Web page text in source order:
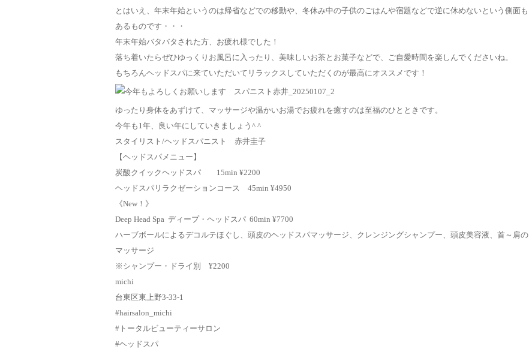
とはいえ、年末年始というのは帰省などでの移動や、冬休み中の子供のごはんや宿題などで逆に休めないという側面も
あるものです・・・
年末年始バタバタされた方、お疲れ様でした！
落ち着いたらぜひゆっくりお風呂に入ったり、美味しいお茶とお菓子などで、ご自愛時間を楽しんでくださいね。
もちろんヘッドスパに来ていただいてリラックスしていただくのが最高にオススメです！
ゆったり身体をあずけて、マッサージや温かいお湯でお疲れを癒すのは至福のひとときです。
今年も1年、良い年にしていきましょう^ ^
スタイリスト/ヘッドスパニスト 赤井圭子
【ヘッドスパメニュー】
炭酸クイックヘッドスパ 15min ¥2200
ヘッドスパリラクゼーションコース 45min ¥4950
《New！》
Deep Head Spa ディープ・ヘッドスパ 60min ¥7700
ハーブボールによるデコルテほぐし、頭皮のヘッドスパマッサージ、クレンジングシャンプー、頭皮美容液、首～肩の
マッサージ
※シャンプー・ドライ別 ¥2200
michi
台東区東上野3-33-1
#hairsalon_michi
#トータルビューティーサロン
#ヘッドスパ